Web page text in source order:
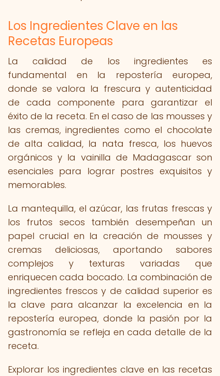
Los Ingredientes Clave en las
Recetas Europeas
La calidad de los ingredientes es
fundamental en la repostería europea,
donde se valora la frescura y autenticidad
de cada componente para garantizar el
éxito de la receta. En el caso de las mousses y
las cremas, ingredientes como el chocolate
de alta calidad, la nata fresca, los huevos
orgánicos y la vainilla de Madagascar son
esenciales para lograr postres exquisitos y
memorables.
La mantequilla, el azúcar, las frutas frescas y
los frutos secos también desempeñan un
papel crucial en la creación de mousses y
cremas deliciosas, aportando sabores
complejos y texturas variadas que
enriquecen cada bocado. La combinación de
ingredientes frescos y de calidad superior es
la clave para alcanzar la excelencia en la
repostería europea, donde la pasión por la
gastronomía se refleja en cada detalle de la
receta.
Explorar los ingredientes clave en las recetas